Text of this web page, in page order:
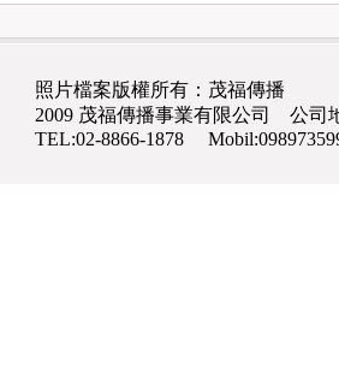
照片檔案版權所有：茂福傳播
2009 茂福傳播事業有限公司 公司
TEL:02-8866-1878